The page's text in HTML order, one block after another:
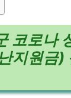
코로나
지원금)